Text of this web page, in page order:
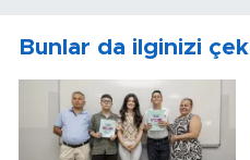
Bunlar da ilginizi